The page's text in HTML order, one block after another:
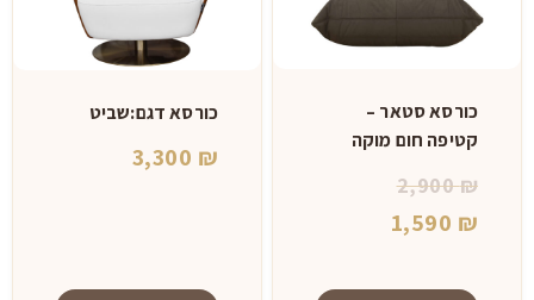
האפשרויות
בעמוד
כורסא סטאר –
קטיפה חום מוקה
2,900₪
המחיר
המקורי1,590 ₪
כורסא דגם:שביט
3,300 ₪